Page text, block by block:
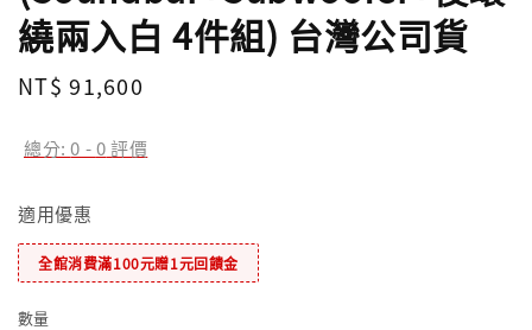
繞兩入白 4件組) 台灣公司貨
Regular
NT$ 91,600
總分:0 -0評價
適用優惠
全館消費滿100元贈1元回饋金
數量